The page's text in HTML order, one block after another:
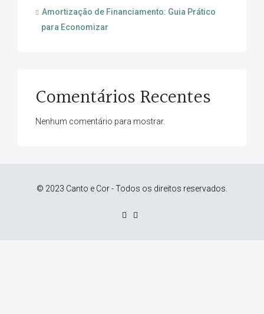
Amortização de Financiamento: Guia Prático
para Economizar
Comentários Recentes
Nenhum comentário para mostrar.
© 2023 Canto e Cor - Todos os direitos reservados.